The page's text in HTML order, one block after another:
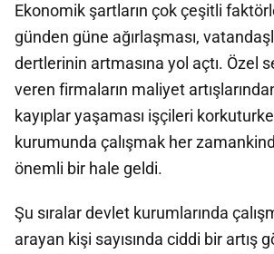
Ekonomik şartların çok çeşitli
günden güne ağırlaşması,
dertlerinin artmasına yol açtı. Özel
veren firmaların maliyet
kayıplar yaşaması işçileri
kurumunda çalışmak her
önemli bir hale geldi.
Şu sıralar devlet kurumlarında
arayan kişi sayısında ciddi bir artış